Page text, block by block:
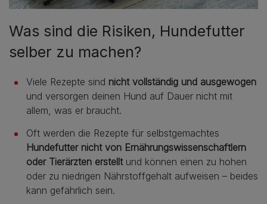
Was sind die Risiken, Hundefutter
selber zu machen?
Viele Rezepte sind nicht vollständig und ausgewogen
und versorgen deinen Hund auf Dauer nicht mit
allem, was er braucht.
Oft werden die Rezepte für selbstgemachtes
Hundefutter nicht von Ernährungswissenschaftlern
oder Tierärzten erstelltund können einen zu hohen
oder zu niedrigen Nährstoffgehalt aufweisen – beides
kann gefährlich sein.